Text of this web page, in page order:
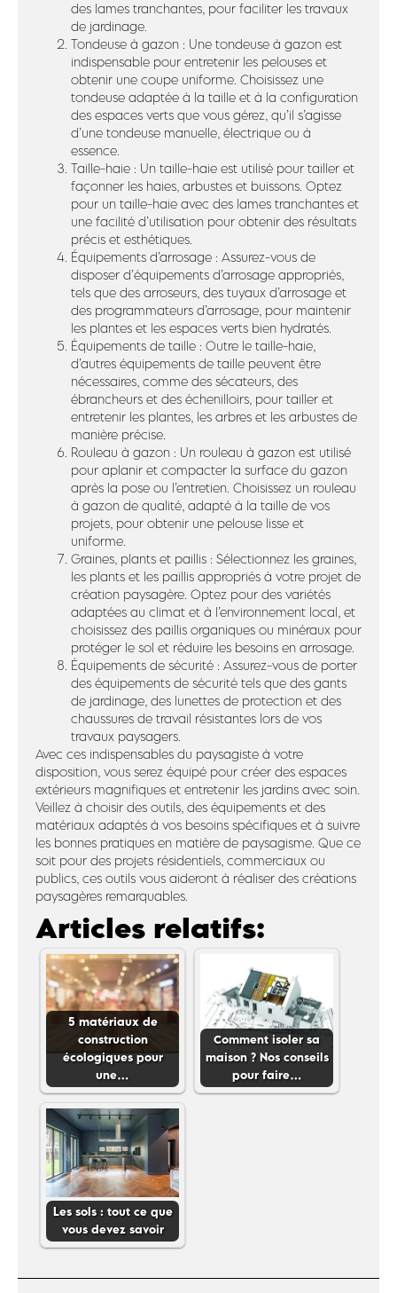
des lames tranchantes, pour faciliter les travaux
de jardinage.
Tondeuse à gazon : Une tondeuse à gazon est
indispensable pour entretenir les pelouses et
obtenir une coupe uniforme. Choisissez une
tondeuse adaptée à la taille et à la configuration
des espaces verts que vous gérez, qu’il s’agisse
d’une tondeuse manuelle, électrique ou à
essence.
Taille-haie : Un taille-haie est utilisé pour tailler et
façonner les haies, arbustes et buissons. Optez
pour un taille-haie avec des lames tranchantes et
une facilité d’utilisation pour obtenir des résultats
précis et esthétiques.
Équipements d’arrosage : Assurez-vous de
disposer d’équipements d’arrosage appropriés,
tels que des arroseurs, des tuyaux d’arrosage et
des programmateurs d’arrosage, pour maintenir
les plantes et les espaces verts bien hydratés.
Équipements de taille : Outre le taille-haie,
d’autres équipements de taille peuvent être
nécessaires, comme des sécateurs, des
ébrancheurs et des échenilloirs, pour tailler et
entretenir les plantes, les arbres et les arbustes de
manière précise.
Rouleau à gazon : Un rouleau à gazon est utilisé
pour aplanir et compacter la surface du gazon
après la pose ou l’entretien. Choisissez un rouleau
à gazon de qualité, adapté à la taille de vos
projets, pour obtenir une pelouse lisse et
uniforme.
Graines, plants et paillis : Sélectionnez les graines,
les plants et les paillis appropriés à votre projet de
création paysagère. Optez pour des variétés
adaptées au climat et à l’environnement local, et
choisissez des paillis organiques ou minéraux pour
protéger le sol et réduire les besoins en arrosage.
Équipements de sécurité : Assurez-vous de porter
des équipements de sécurité tels que des gants
de jardinage, des lunettes de protection et des
chaussures de travail résistantes lors de vos
travaux paysagers.
Avec ces indispensables du paysagiste à votre
disposition, vous serez équipé pour créer des espaces
extérieurs magnifiques et entretenir les jardins avec soin.
Veillez à choisir des outils, des équipements et des
matériaux adaptés à vos besoins spécifiques et à suivre
les bonnes pratiques en matière de paysagisme. Que ce
soit pour des projets résidentiels, commerciaux ou
publics, ces outils vous aideront à réaliser des créations
paysagères remarquables.
Articles relatifs:
5 matériaux de
construction
écologiques pour
une…
Comment isoler sa
maison ? Nos conseils
pour faire…
Les sols : tout ce que
vous devez savoir